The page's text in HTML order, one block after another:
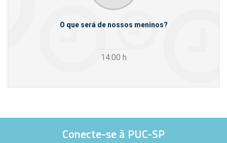
O que será de nossos meninos?
14:00 h
Conecte-se à PUC-SP